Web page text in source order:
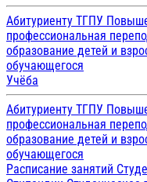
Абитуриенту ТГПУ
профессиональная
образование детей и
обучающегося
Учёба
Абитуриенту ТГПУ
профессиональная
образование детей и
обучающегося
Расписание занятий